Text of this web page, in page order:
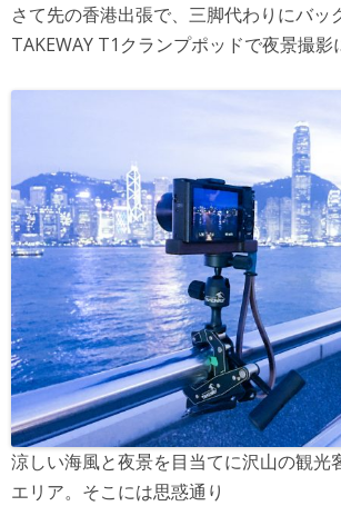
さて先の香港出張で、三脚代わりにバッ
TAKEWAY T1クランプポッドで夜景撮影
涼しい海風と夜景を目当てに沢山の観光
エリア。そこには思惑通り